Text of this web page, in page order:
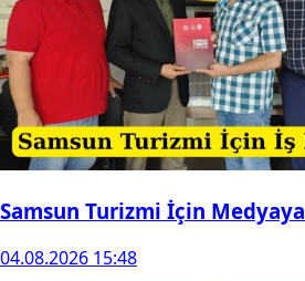
Samsun Turizmi İçin Medyaya
04.08.2026 15:48